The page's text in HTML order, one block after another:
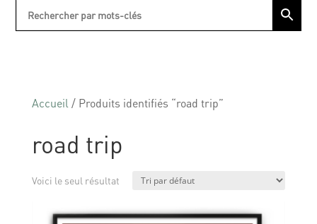
Accueil / Produits identifiés “road trip”
road trip
Voici le seul résultat